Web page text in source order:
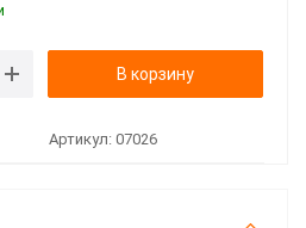
В корзину
Артикул: 07026